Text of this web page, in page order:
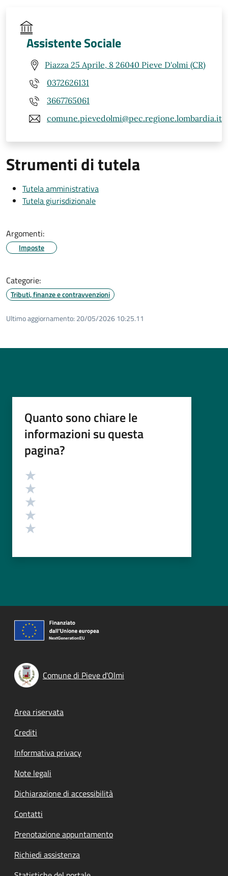
Assistente Sociale
Piazza 25 Aprile, 8 26040 Pieve D'olmi (CR)
0372626131
3667765061
comune.pievedolmi@pec.regione.lombardia.it
Strumenti di tutela
Tutela amministrativa
Tutela giurisdizionale
Argomenti:
Imposte
Categorie:
Tributi, finanze e contravvenzioni
Ultimo aggiornamento: 20/05/2026 10:25.11
Quanto sono chiare le
informazioni su questa
pagina?
Valutazione
Comune di Pieve d'Olmi
Footer menu
Area riservata
Crediti
Informativa privacy
Note legali
Dichiarazione di accessibilità
Contatti
Prenotazione appuntamento
Richiedi assistenza